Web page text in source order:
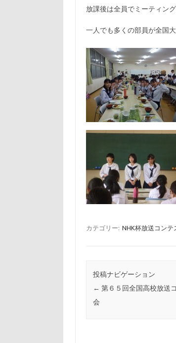
放課後は全員でミーティング
一人でも多くの部員が全国
カテゴリー: NHK杯放送コンテ
投稿ナビゲーション
← 第６５回全国高校放送
会